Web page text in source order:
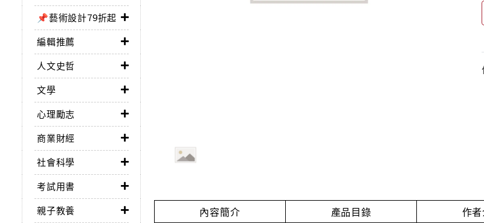
📌藝術設計79折起
編輯推薦
人文史哲
文學
心理勵志
商業財經
社會科學
考試用書
親子教養
內容簡介 產品目錄 作